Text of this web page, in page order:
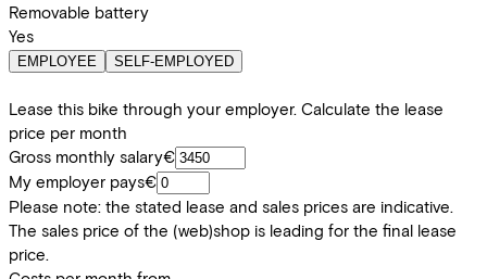
Removable battery
Yes
EMPLOYEE SELF-EMPLOYED
Lease this bike through your employer. Calculate the lease
price per month
Gross monthly salary€
My employer pays€
Please note: the stated lease and sales prices are indicative.
The sales price of the (web)shop is leading for the final lease
price.